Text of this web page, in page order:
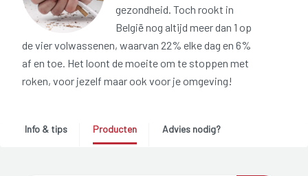
gezondheid. Toch rookt in
België nog altijd meer dan 1 op
de vier volwassenen, waarvan 22% elke dag en 6%
af en toe. Het loont de moeite om te stoppen met
roken, voor jezelf maar ook voor je omgeving!
Info & tips Producten Advies nodig?